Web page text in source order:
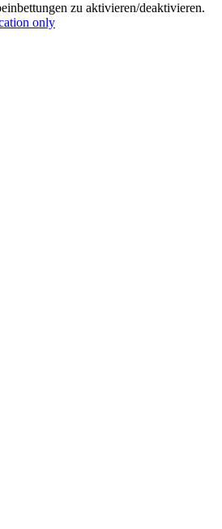
zu aktivieren/deaktivieren.
only